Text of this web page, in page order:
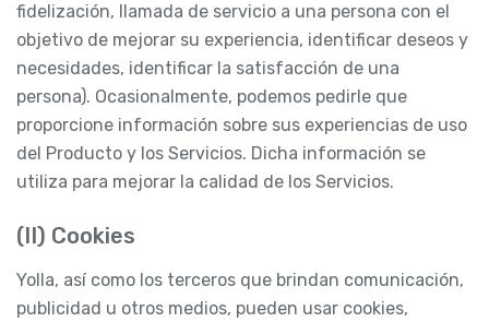
fidelización, llamada de servicio a una persona con el
objetivo de mejorar su experiencia, identificar deseos y
necesidades, identificar la satisfacción de una
persona). Ocasionalmente, podemos pedirle que
proporcione información sobre sus experiencias de uso
del Producto y los Servicios. Dicha información se
utiliza para mejorar la calidad de los Servicios.
(II) Cookies
Yolla, así como los terceros que brindan comunicación,
publicidad u otros medios, pueden usar cookies,